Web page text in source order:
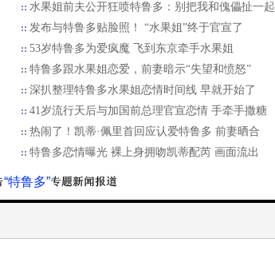
水果姐前夫公开狂喷特鲁多：别把我和傀儡扯一起
发布与特鲁多贴脸照！ “水果姐”终于官宣了
53岁特鲁多为爱疯魔 飞到东京牵手水果姐
特鲁多跟水果姐恋爱，前妻暗示“失望和愤怒”
深扒整理特鲁多水果姐恋情时间线 早就开始了
41岁流行天后与加国前总理官宣恋情 手牵手撒糖
热闹了！凯蒂·佩里首回应认爱特鲁多 前妻晒合
特鲁多恋情曝光 裸上身拥吻凯蒂配芮 画面流出
“特鲁多”